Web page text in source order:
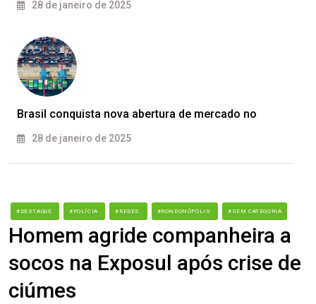
28 de janeiro de 2025
Brasil conquista nova abertura de mercado no
28 de janeiro de 2025
#DESTAQUE #POLÍCIA #REDES #RONDONÓPOLIS #SEM CATEGORIA
Homem agride companheira a
socos na Exposul após crise de
ciúmes